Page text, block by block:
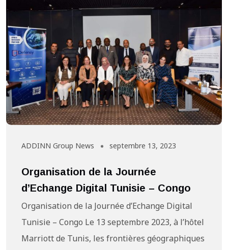
ADDINN Group News septembre 13, 2023
Organisation de la Journée
d’Echange Digital Tunisie – Congo
Organisation de la Journée d’Echange Digital
Tunisie – Congo Le 13 septembre 2023, à l’hôtel
Marriott de Tunis, les frontières géographiques